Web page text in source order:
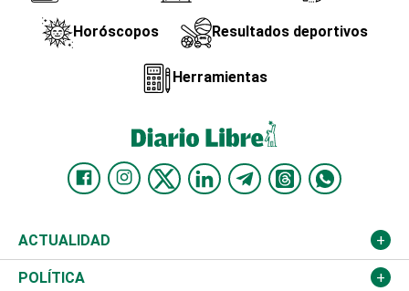
Horóscopos Resultados deportivos
Herramientas
ACTUALIDAD
Nacional
POLÍTICA